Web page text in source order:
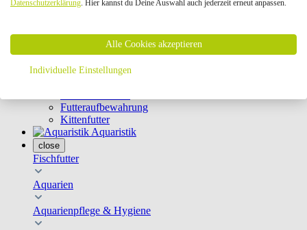
Geschirre & Leinen
Schutznetze
Kippfensterschutz
Katzenkameras
Futternäpfe
Futteraufbewahrung
Kittenfutter
Aquaristik
close
Fischfutter
Aquarien
Aquarienpflege & Hygiene
Datenschutzerklärung. Hier kannst du Deine Auswahl auch jederzeit erneut anpassen.
Alle Cookies akzeptieren
Individuelle Einstellungen